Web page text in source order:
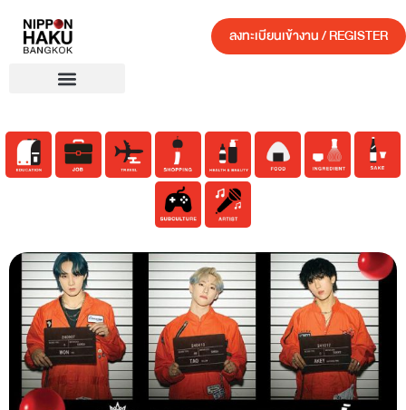
ลงทะเบียนเข้างาน / REGISTER